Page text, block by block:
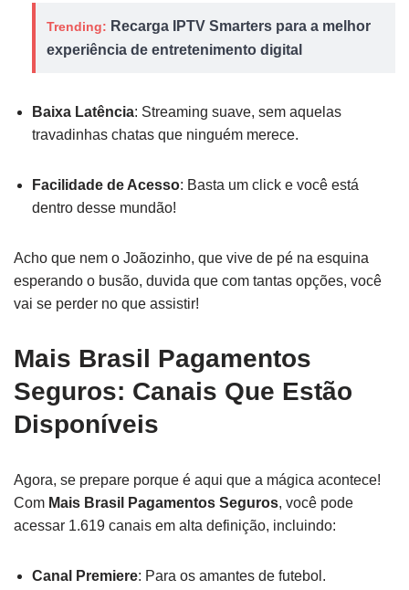
Trending: Recarga IPTV Smarters para a melhor
experiência de entretenimento digital
Baixa Latência: Streaming suave, sem aquelas
travadinhas chatas que ninguém merece.
Facilidade de Acesso: Basta um click e você está
dentro desse mundão!
Acho que nem o Joãozinho, que vive de pé na esquina
esperando o busão, duvida que com tantas opções, você
vai se perder no que assistir!
Mais Brasil Pagamentos
Seguros: Canais Que Estão
Disponíveis
Agora, se prepare porque é aqui que a mágica acontece!
Com Mais Brasil Pagamentos Seguros, você pode
acessar 1.619 canais em alta definição, incluindo:
Canal Premiere: Para os amantes de futebol.